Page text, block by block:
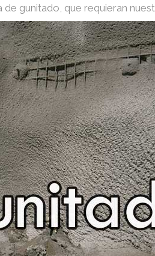
de gunitado, que requieran